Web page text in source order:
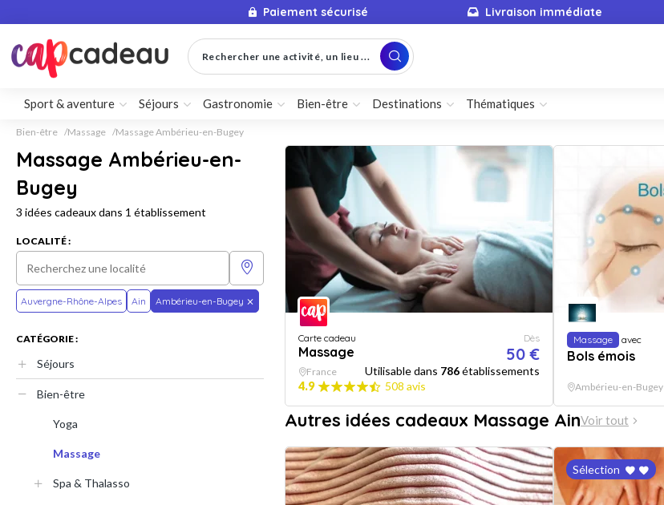
Paiement sécurisé Livraison immédiate
Rechercher une activité, un lieu ...
Sport & aventure Séjours Gastronomie Bien-être Destinations Thématiques
Bien-être Massage Massage Ambérieu-en-Bugey
Massage Ambérieu-en-
Bugey
3 idées cadeaux dans 1 établissement
LOCALITÉ :
Auvergne-Rhône-Alpes Ain Ambérieu-en-Bugey
CATÉGORIE :
Séjours
Bien-être
Yoga
Massage
Spa & Thalasso
Carte cadeau
Massage
Dès
50 €
France Utilisable dans 786établissements
4.9
508 avis
Massage avec
Bols émois
Ambérieu-en-Bugey
Autres idées cadeaux Massage AinVoir tout
Sélection